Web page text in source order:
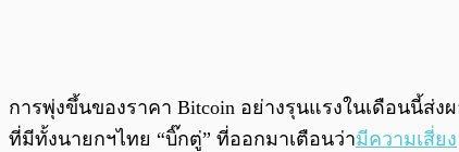
การพุ่งขึ้นของราคา Bitcoin อย่างรุนแรงในเดือนนี้ส่
ที่มีทั้งนายกฯไทย “บิ๊กตู่” ที่ออกมาเตือนว่ามีความเสี่ยง